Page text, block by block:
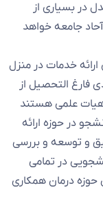
در بسیاری از
جامعه خواهد
خدمات در منزل
فارغ التحصیل از
هیات علمی هستند
در حوزه ارائه
و توسعه و بررسی
در تمامی
حوزه درمان همکاری